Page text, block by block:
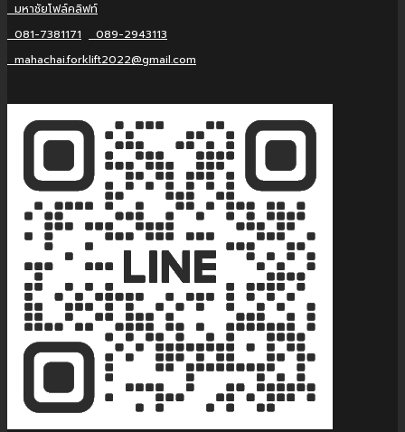
มหาชัยโฟล์คลิฟท์
081-7381171
089-2943113
mahachai.forklift2022@gmail.com